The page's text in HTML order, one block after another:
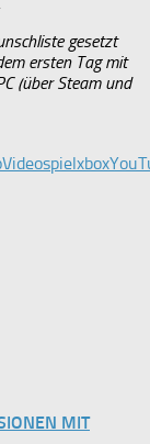
gesetzt
ersten Tag mit
(über Steam und
Videospielxbox
MIT